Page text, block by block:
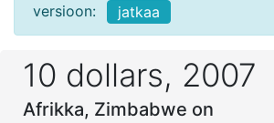
versioon:
jatkaa
10 dollars, 2007
Afrikka, Zimbabwe on